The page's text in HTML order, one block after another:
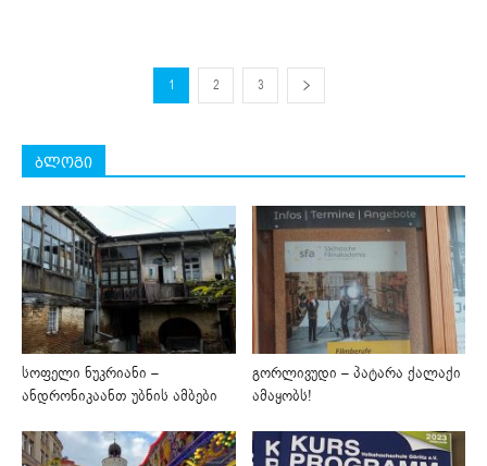
1 2 3
ბლოგი
სოფელი ნუკრიანი –
ანდრონიკაანთ უბნის ამბები
გორლივუდი – პატარა ქალაქი
ამაყობს!